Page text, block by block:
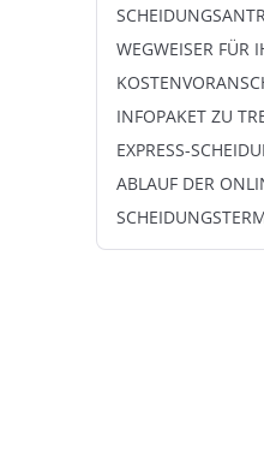
WEGWEISER FÜR
INFOPAKET ZU
EXPRESS-
ABLAUF DER